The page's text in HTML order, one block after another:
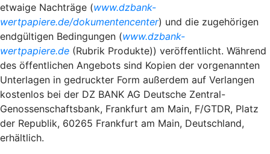
etwaige Nachträge (www.dzbank-
wertpapiere.de/dokumentencenter) und die zugehörigen
endgültigen Bedingungen (www.dzbank-
wertpapiere.de (Rubrik Produkte)) veröffentlicht. Während
des öffentlichen Angebots sind Kopien der vorgenannten
Unterlagen in gedruckter Form außerdem auf Verlangen
kostenlos bei der DZ BANK AG Deutsche Zentral-
Genossenschaftsbank, Frankfurt am Main, F/GTDR, Platz
der Republik, 60265 Frankfurt am Main, Deutschland,
erhältlich.